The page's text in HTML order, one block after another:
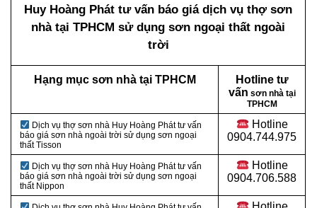
Huy Hoàng Phát tư vấn báo giá dịch vụ thợ sơn
nhà tại TPHCM sử dụng sơn ngoại thất ngoài
trời
Hạng mục sơn nhà tại TPHCM
Hotline tư
vấn sơn nhà tại
TPHCM
Dịch vụ thợ sơn nhà Huy Hoàng Phát tư vấn
báo giá sơn nhà ngoài trời sử dụng sơn ngoại
thất Tisson
Hotline
0904.744.975
Dịch vụ thợ sơn nhà Huy Hoàng Phát tư vấn
báo giá sơn nhà ngoài trời sử dụng sơn ngoại
thất Nippon
Hotline
0904.706.588